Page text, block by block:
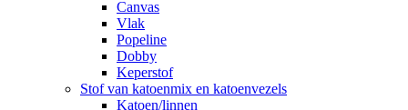
Canvas
Vlak
Popeline
Dobby
Keperstof
Stof van katoenmix en katoenvezels
Katoen/linnen